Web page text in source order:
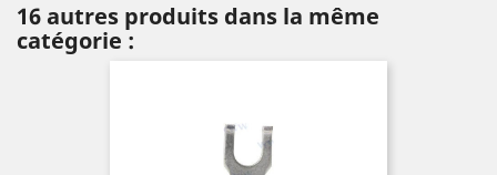
16 autres produits dans la même
catégorie :